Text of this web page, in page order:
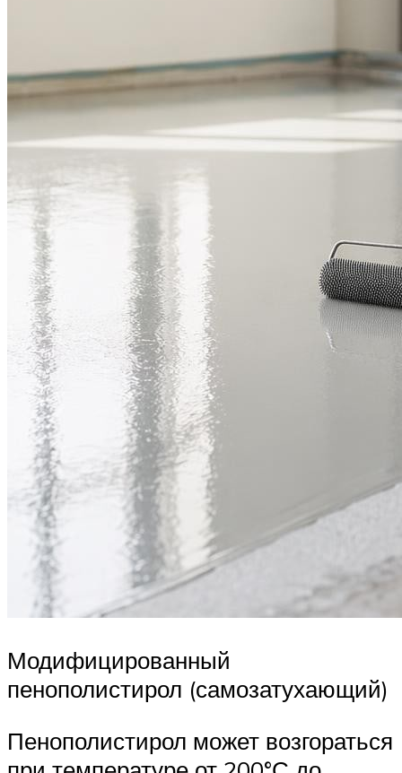
Модифицированный
пенополистирол (самозатухающий)
Пенополистирол может возгораться